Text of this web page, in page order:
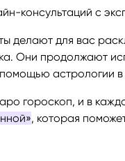
Чакрологи
консультаций с
делают для вас
Они продолжают
астрологии в
гороскоп, и в
, которая